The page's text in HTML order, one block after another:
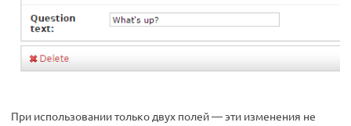
При использовании только двух полей — эти изменения не